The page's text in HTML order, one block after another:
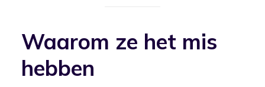
Waarom ze het mis
hebben